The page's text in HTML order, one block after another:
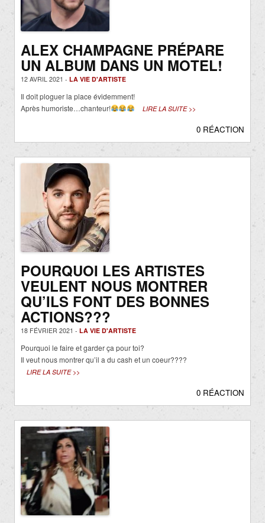
ALEX CHAMPAGNE PRÉPARE
UN ALBUM DANS UN MOTEL!
12 AVRIL 2021 - LA VIE D'ARTISTE
Il doit ploguer la place évidemment!
Après humoriste…chanteur!
LIRE LA SUITE >>
0 RÉACTION
POURQUOI LES ARTISTES
VEULENT NOUS MONTRER
QU’ILS FONT DES BONNES
ACTIONS???
18 FÉVRIER 2021 - LA VIE D'ARTISTE
Pourquoi le faire et garder ça pour toi?
Il veut nous montrer qu’il a du cash et un coeur????
LIRE LA SUITE >>
0 RÉACTION